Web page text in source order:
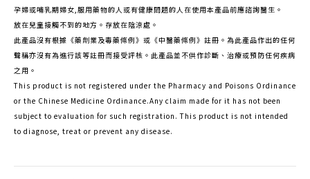
孕婦或哺乳期婦女,服用藥物的人或有健康問題的人在使用本產品前應諮詢醫生。
放在兒童接觸不到的地方。存放在陰涼處。
此產品沒有根據《藥劑業及毒藥條例》或《中醫藥條例》註冊。為此產品作出的任何
聲稱亦沒有為進行該等註冊而接受評核。此產品並不供作診斷、治療或預防任何疾病
之用。
This product is not registered under the Pharmacy and Poisons Ordinance
or the Chinese Medicine Ordinance.Any claim made for it has not been
subject to evaluation for such registration. This product is not intended
to diagnose, treat or prevent any disease.